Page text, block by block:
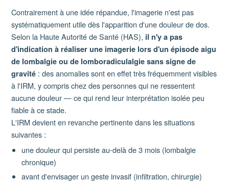
Contrairement à une idée répandue, l'imagerie n'est pas
systématiquement utile dès l'apparition d'une douleur de dos.
Selon la Haute Autorité de Santé (HAS), il n'y a pas
d'indication à réaliser une imagerie lors d'un épisode aigu
de lombalgie ou de lomboradiculalgie sans signe de
gravité : des anomalies sont en effet très fréquemment visibles
à l'IRM, y compris chez des personnes qui ne ressentent
aucune douleur — ce qui rend leur interprétation isolée peu
fiable à ce stade.
L'IRM devient en revanche pertinente dans les situations
suivantes :
une douleur qui persiste au-delà de 3 mois (lombalgie
chronique)
avant d'envisager un geste invasif (infiltration, chirurgie)